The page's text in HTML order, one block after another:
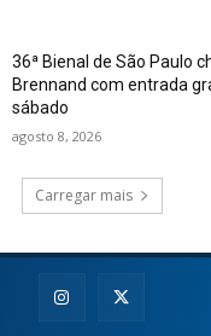
36ª Bienal de São Paulo
Brennand com entrada
sábado
agosto 8, 2026
Carregar mais